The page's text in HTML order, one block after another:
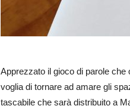
Apprezzato il gioco di parole
voglia di tornare ad amare gli
tascabile che sarà distribuito a